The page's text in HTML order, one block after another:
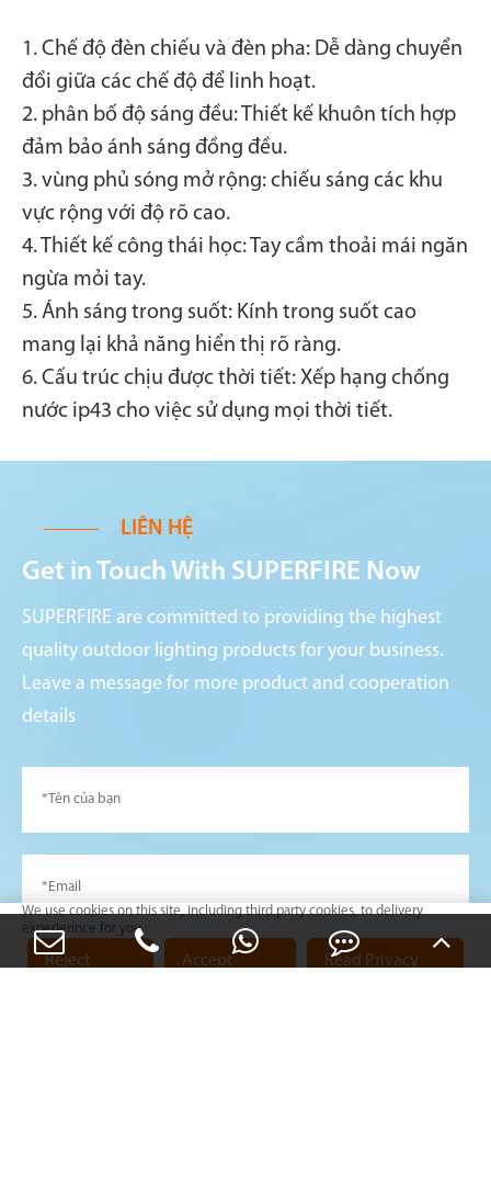
1. Chế độ đèn chiếu và đèn pha: Dễ dàng chuyển
đổi giữa các chế độ để linh hoạt.
2. phân bố độ sáng đều: Thiết kế khuôn tích hợp
đảm bảo ánh sáng đồng đều.
3. vùng phủ sóng mở rộng: chiếu sáng các khu
vực rộng với độ rõ cao.
4. Thiết kế công thái học: Tay cầm thoải mái ngăn
ngừa mỏi tay.
5. Ánh sáng trong suốt: Kính trong suốt cao
mang lại khả năng hiển thị rõ ràng.
6. Cấu trúc chịu được thời tiết: Xếp hạng chống
nước ip43 cho việc sử dụng mọi thời tiết.
LIÊN HỆ
Get in Touch With SUPERFIRE Now
SUPERFIRE are committed to providing the highest
quality outdoor lighting products for your business.
Leave a message for more product and cooperation
details
We use cookies on this site, including third party cookies, to delivery
experiennce for you.
Reject Accept Read Privacy